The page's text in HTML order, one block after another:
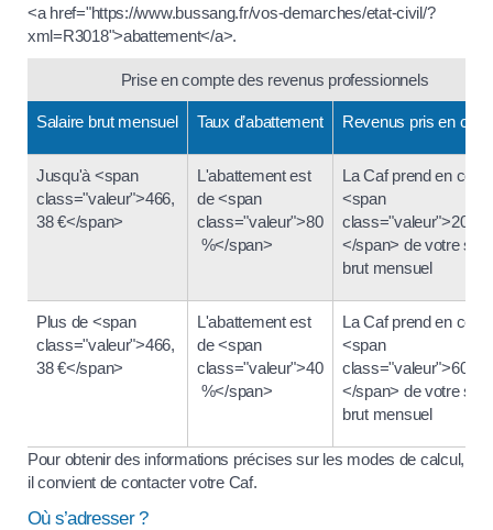
<a href="https://www.bussang.fr/vos-demarches/etat-civil/?
xml=R3018">abattement</a>.
Prise en compte des revenus professionnels
Salaire brut mensuel Taux d’abattement Revenus pris en
Jusqu'à <span
class="valeur">466,
38 €</span>
L'abattement est
de <span
class="valeur">80
%</span>
La Caf prend en
<span
class="valeur">20 %
</span> de votre
brut mensuel
Plus de <span
class="valeur">466,
38 €</span>
L'abattement est
de <span
class="valeur">40
%</span>
La Caf prend en
<span
class="valeur">60 %
</span> de votre
brut mensuel
Pour obtenir des informations précises sur les modes de calcul,
il convient de contacter votre Caf.
Où s’adresser ?